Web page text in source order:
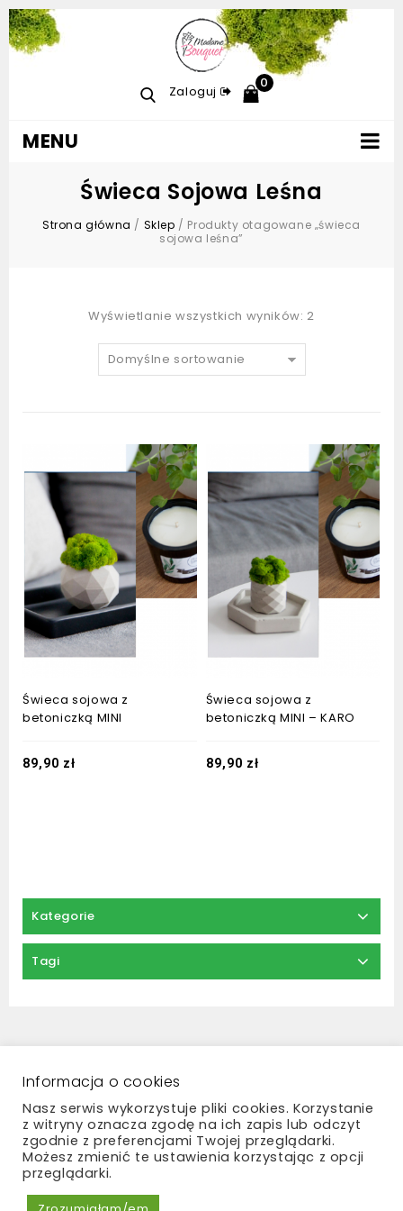
Zaloguj
0
MENU
Świeca Sojowa Leśna
Strona główna / Sklep / Produkty otagowane „świeca
sojowa leśna”
Wyświetlanie wszystkich wyników: 2
Domyślne sortowanie
Świeca sojowa z
betoniczką MINI
89,90 zł
Świeca sojowa z
betoniczką MINI – KARO
89,90 zł
Kategorie
Tagi
Polityka prywatności
Kontakt
Copyright © 2026 Madame Bouquet
Informacja o cookies
Nasz serwis wykorzystuje pliki cookies. Korzystanie
z witryny oznacza zgodę na ich zapis lub odczyt
zgodnie z preferencjami Twojej przeglądarki.
Możesz zmienić te ustawienia korzystając z opcji
przeglądarki.